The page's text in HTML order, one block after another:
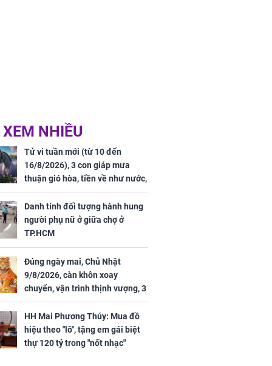
NHIỀU
Tử vi tuần mới (từ 10 đến
16/8/2026), 3 con giáp mưa
thuận gió hòa, tiền về như nước,
bạc vàng dư dả, Phú Quý Vinh
Hoa, vận trình khai sáng
Danh tính đối tượng hành hung
người phụ nữ ở giữa chợ ở
TP.HCM
Đúng ngày mai, Chủ Nhật
9/8/2026, càn khôn xoay
chuyển, vận trình thịnh vượng, 3
con giáp nhận phúc khí nhà trời,
tình tiền đỏ như son, vận may
hanh thông
HH Mai Phương Thúy: Mua đồ
hiệu theo "lô", tặng em gái biệt
thự 120 tỷ trong "nốt nhạc"